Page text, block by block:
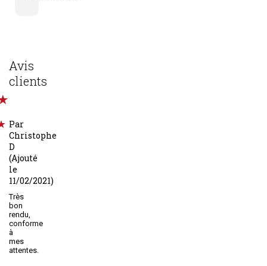
Avis
clients
Par
Christophe
D
(Ajouté
le
11/02/2021)
Très
bon
rendu,
conforme
à
mes
attentes.